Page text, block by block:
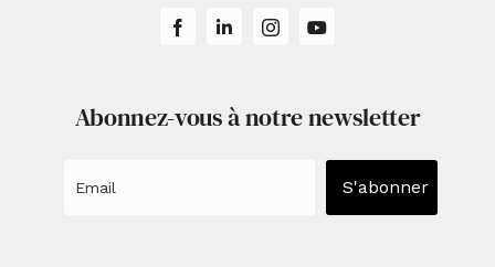
Abonnez-vous à notre newsletter
S'abonner